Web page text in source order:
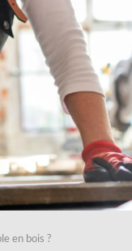
en bois ?